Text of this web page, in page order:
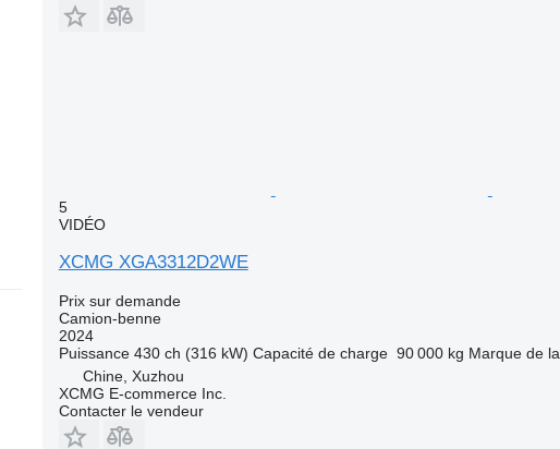
5
VIDÉO
XCMG XGA3312D2WE
Prix sur demande
Camion-benne
2024
Puissance 430 ch (316 kW) Capacité de charge 90 000 kg Marque de
Chine, Xuzhou
XCMG E-commerce Inc.
Contacter le vendeur